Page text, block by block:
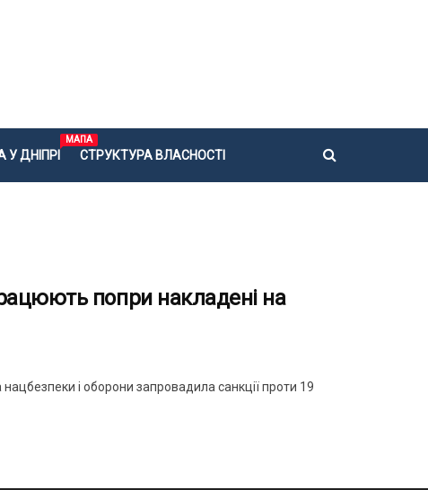
ДНІПРІ
МАПА
СТРУКТУРА ВЛАСНОСТІ
попри накладені на
і оборони запровадила санкції проти 19